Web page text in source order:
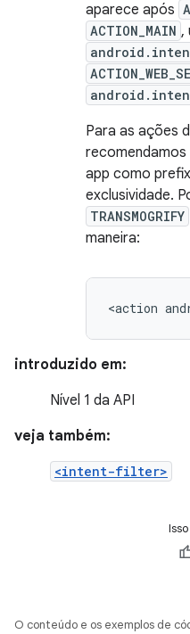
aparece após
ACTION_MAIN ,
Para as ações
app como
exclusividade.
TRANSMOGRIFY
maneira:
<action
introduzido em:
Nível 1 da API
veja também:
<intent-filter>
O conteúdo e os exemplos de